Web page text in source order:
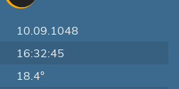
10.09.1048
16:32:45
18.4°